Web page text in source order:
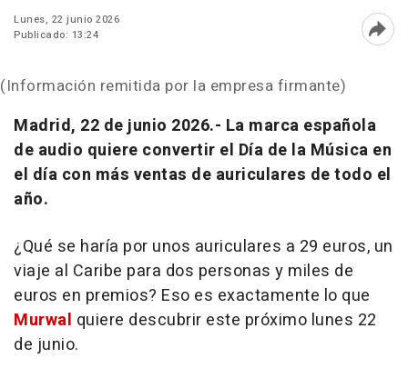
Lunes, 22 junio 2026
Publicado: 13:24
(Información remitida por la empresa firmante)
Madrid, 22 de junio 2026.- La marca española
de audio quiere convertir el Día de la Música en
el día con más ventas de auriculares de todo el
año.
¿Qué se haría por unos auriculares a 29 euros, un
viaje al Caribe para dos personas y miles de
euros en premios? Eso es exactamente lo que
Murwal quiere descubrir este próximo lunes 22
de junio.